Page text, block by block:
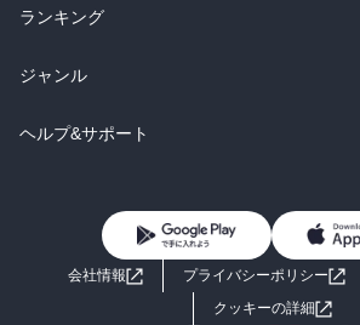
雑誌・グラビア
BL・TL
ラノベ
雑誌・グラビア
BL・TL
総合
ラノベ
雑誌・グラビア
ランキング
総合
ラノベ
ジャンル
コミック
ライトノベル 男子向け
小説
ヘルプ&サポート
よくあるご質問 お問い合
会社情報 プライバシーポリシー
クッキーの詳細